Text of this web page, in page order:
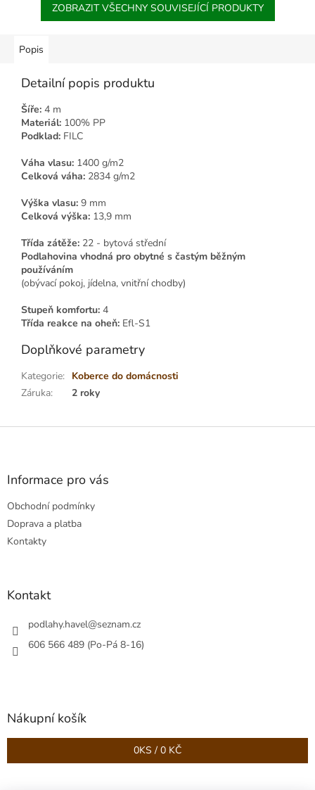
ZOBRAZIT VŠECHNY SOUVISEJÍCÍ PRODUKTY
Popis
Detailní popis produktu
Šíře: 4 m
Materiál: 100% PP
Podklad: FILC
Váha vlasu: 1400 g/m2
Celková váha: 2834 g/m2
Výška vlasu: 9 mm
Celková výška: 13,9 mm
Třída zátěže: 22 - bytová střední
Podlahovina vhodná pro obytné s častým běžným
používáním
(obývací pokoj, jídelna, vnitřní chodby)
Stupeň komfortu: 4
Třída reakce na oheň: Efl-S1
Doplňkové parametry
Kategorie: Koberce do domácnosti
Záruka: 2 roky
Z
Informace pro vás
Obchodní podmínky
Doprava a platba
Kontakty
Kontakt
podlahy.havel@seznam.cz
606 566 489 (Po-Pá 8-16)
Nákupní košík
0KS / 0 KČ